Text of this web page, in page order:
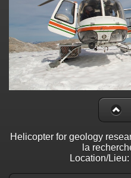
Helicopter for geology
la
Location/